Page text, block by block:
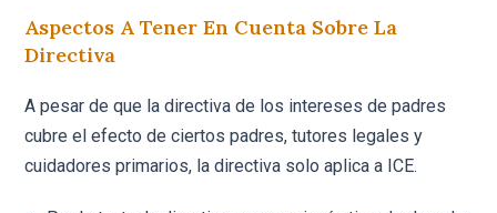
Aspectos A Tener En Cuenta Sobre La
Directiva
A pesar de que la directiva de los intereses de padres
cubre el efecto de ciertos padres, tutores legales y
cuidadores primarios, la directiva solo aplica a ICE.